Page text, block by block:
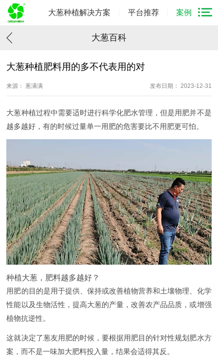
大葱种植解决方案 平台推荐 案例
大葱百科
大葱种植肥料用的多不代表用的对
来源： 葱满满 发布日期： 2023-12-31
大葱种植过程中需要适时进行科学化肥水管理，但是用肥并不是
越多越好，有的时候过量单一用肥的危害要比不用肥更可怕。
种植大葱，肥料越多越好？
用肥的目的是用于提供、保持或改善植物营养和土壤物理、化学
性能以及生物活性，提高大葱的产量，改善农产品品质，或增强
植物抗逆性。
这就决定了葱友用肥的时候，要根据用肥目的针对性规划肥水方
案，而不是一味加大肥料投入量，结果会适得其反。